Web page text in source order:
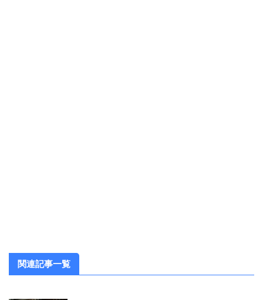
関連記事一覧